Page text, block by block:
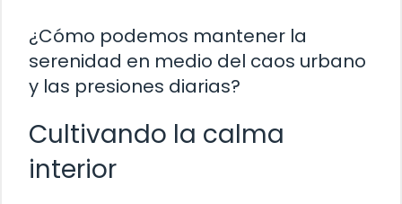
¿Cómo podemos mantener la
serenidad en medio del caos urbano
y las presiones diarias?
Cultivando la calma
interior